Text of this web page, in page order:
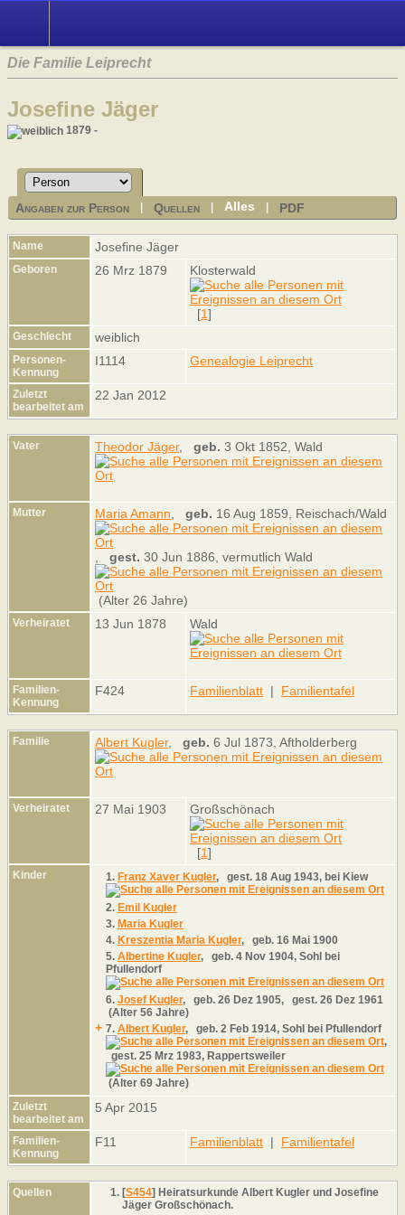
Die Familie Leiprecht
Josefine Jäger
1879 -
Angaben zur Person |Quellen |Alles PDF
Name Josefine Jäger
Geboren 26 Mrz 1879 Klosterwald
[1]
Geschlecht weiblich
Personen-
Kennung
I1114 Genealogie Leiprecht
Zuletzt
bearbeitet am
22 Jan 2012
Vater Theodor Jäger, geb. 3 Okt 1852, Wald
Mutter Maria Amann geb. 16 Aug 1859, Reischach/Wald
gest. 30 Jun 1886, vermutlich Wald
(Alter 26 Jahre)
Verheiratet 13 Jun 1878 Wald
Familien-
Kennung
F424 Familienblatt | Familientafel
Familie Albert Kugler, geb. 6 Jul 1873, Aftholderberg
Verheiratet 27 Mai 1903 Großschönach
[1]
Kinder 1. Franz Xaver Kugler, gest. 18 Aug 1943, bei Kiew
2. Emil Kugler
3. Maria Kugler
4. Kreszentia Maria Kugler, geb. 16 Mai 1900
5. Albertine Kugler, geb. 4 Nov 1904, Sohl bei
Pfullendorf
6. Josef Kugler, geb. 26 Dez 1905, gest. 26 Dez 1961
(Alter 56 Jahre)
+ 7. Albert Kugler, geb. 2 Feb 1914, Sohl bei Pfullendorf
,
gest. 25 Mrz 1983, Rappertsweiler
(Alter 69 Jahre)
Zuletzt
bearbeitet am
5 Apr 2015
Familien-
Kennung
F11 Familienblatt | Familientafel
Quellen [S454] Heiratsurkunde Albert Kugler und Josefine
Jäger Großschönach.